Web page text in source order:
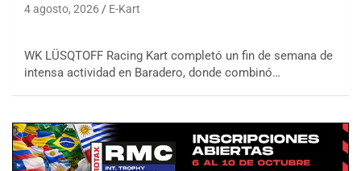
4 agosto, 2026 E-Kart
WK LÜSQTOFF Racing Kart completó un fin de semana de
intensa actividad en Baradero, donde combinó…